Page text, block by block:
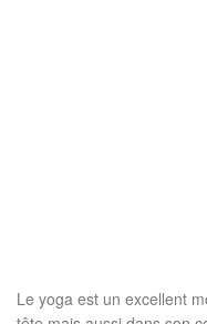
Le yoga est un excellent